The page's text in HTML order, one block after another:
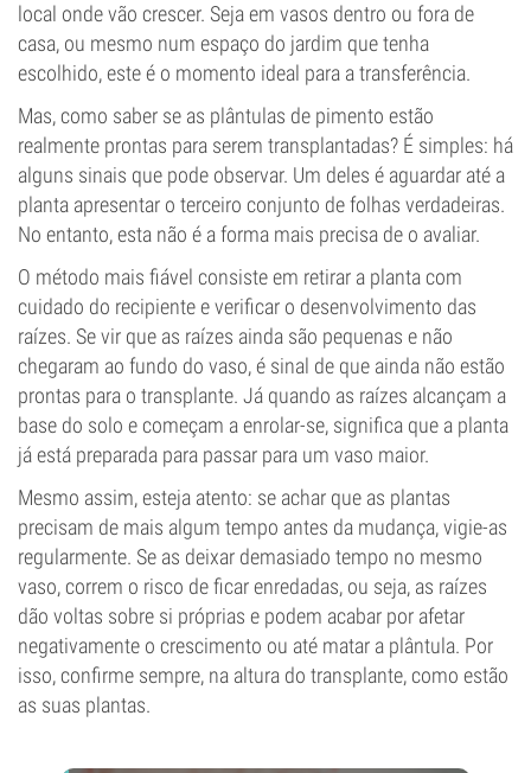
local onde vão crescer. Seja em vasos dentro ou fora de
casa, ou mesmo num espaço do jardim que tenha
escolhido, este é o momento ideal para a transferência.
Mas, como saber se as plântulas de pimento estão
realmente prontas para serem transplantadas? É simples: há
alguns sinais que pode observar. Um deles é aguardar até a
planta apresentar o terceiro conjunto de folhas verdadeiras.
No entanto, esta não é a forma mais precisa de o avaliar.
O método mais fiável consiste em retirar a planta com
cuidado do recipiente e verificar o desenvolvimento das
raízes. Se vir que as raízes ainda são pequenas e não
chegaram ao fundo do vaso, é sinal de que ainda não estão
prontas para o transplante. Já quando as raízes alcançam a
base do solo e começam a enrolar-se, significa que a planta
já está preparada para passar para um vaso maior.
Mesmo assim, esteja atento: se achar que as plantas
precisam de mais algum tempo antes da mudança, vigie-as
regularmente. Se as deixar demasiado tempo no mesmo
vaso, correm o risco de ficar enredadas, ou seja, as raízes
dão voltas sobre si próprias e podem acabar por afetar
negativamente o crescimento ou até matar a plântula. Por
isso, confirme sempre, na altura do transplante, como estão
as suas plantas.